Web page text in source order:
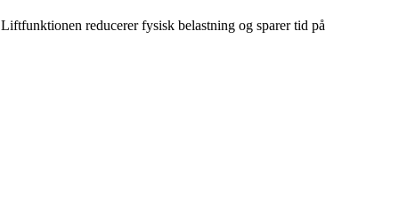
reducerer fysisk belastning og sparer tid på